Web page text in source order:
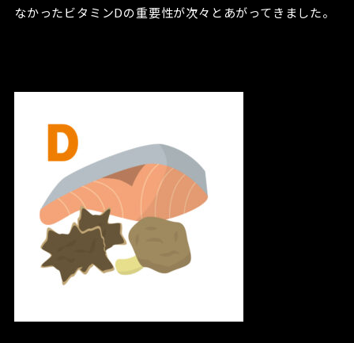
なかったビタミンDの重要性が次々とあがってきました。